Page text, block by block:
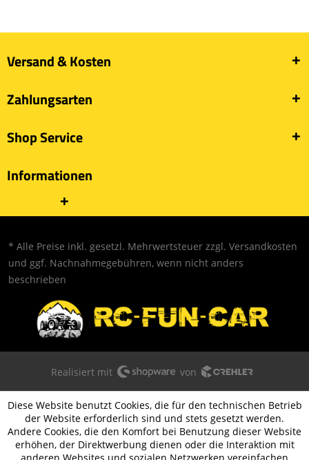
Versand & Kosten
Zahlungsarten
Shop Service
Informationen
* Alle Preise inkl. gesetzl. Mehrwertsteuer zzgl. Versandkosten
und ggf. Nachnahmegebühren, wenn nicht anders
beschrieben
Realisiert mit von
Diese Website benutzt Cookies, die für den technischen Betrieb
der Website erforderlich sind und stets gesetzt werden.
Andere Cookies, die den Komfort bei Benutzung dieser Website
erhöhen, der Direktwerbung dienen oder die Interaktion mit